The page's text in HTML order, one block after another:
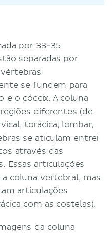
por 33-35
separadas por
se fundem para
e o cóccix. A coluna
diferentes (de
torácica, lombar,
se aticulam entrei
através das
Essas articulações
coluna vertebral, mas
articulações
com as costelas).
da coluna